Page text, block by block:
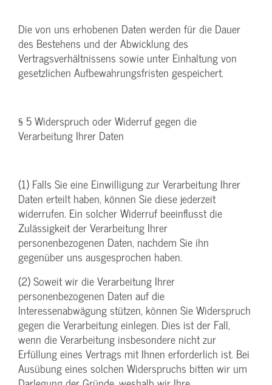
Die von uns erhobenen Daten werden für die Dauer
des Bestehens und der Abwicklung des
Vertragsverhältnissens sowie unter Einhaltung von
gesetzlichen Aufbewahrungsfristen gespeichert.
§ 5 Widerspruch oder Widerruf gegen die
Verarbeitung Ihrer Daten
(1) Falls Sie eine Einwilligung zur Verarbeitung Ihrer
Daten erteilt haben, können Sie diese jederzeit
widerrufen. Ein solcher Widerruf beeinflusst die
Zulässigkeit der Verarbeitung Ihrer
personenbezogenen Daten, nachdem Sie ihn
gegenüber uns ausgesprochen haben.
(2) Soweit wir die Verarbeitung Ihrer
personenbezogenen Daten auf die
Interessenabwägung stützen, können Sie Widerspruch
gegen die Verarbeitung einlegen. Dies ist der Fall,
wenn die Verarbeitung insbesondere nicht zur
Erfüllung eines Vertrags mit Ihnen erforderlich ist. Bei
Ausübung eines solchen Widerspruchs bitten wir um